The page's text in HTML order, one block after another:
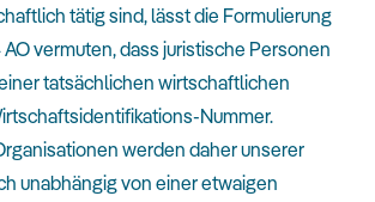
tätig sind, lässt die Formulierung
AO vermuten, dass juristische Personen
tatsächlichen wirtschaftlichen
Nummer.
werden daher unserer
unabhängig von einer etwaigen